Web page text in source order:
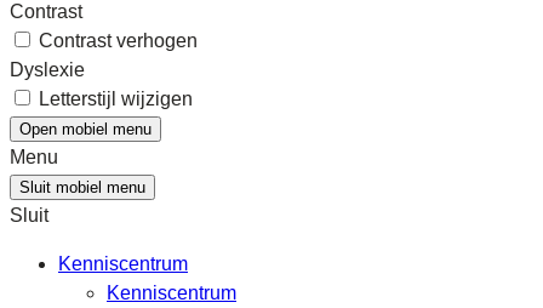
Contrast
Contrast verhogen
Dyslexie
Letterstijl wijzigen
Open mobiel menu
Menu
Sluit mobiel menu
Sluit
Kenniscentrum
Kenniscentrum